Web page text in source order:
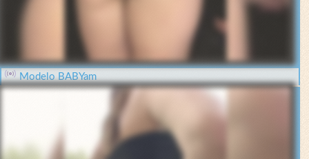
Modelo BABYam